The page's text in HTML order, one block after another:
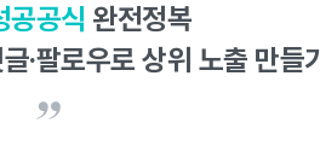
공공식 완전정복
·팔로우로 상위 노출 만들